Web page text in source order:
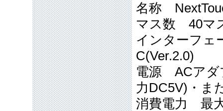
名称
マス数 40マ
インターフェ
C(Ver.2.0)
電源 ACアダ
力DC5V)・ま
消費電力 最